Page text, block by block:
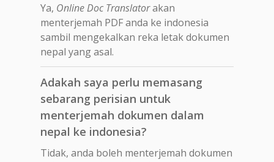
Ya, Online Doc Translatorakan
menterjemah PDF anda ke indonesia
sambil mengekalkan reka letak dokumen
nepal yang asal.
Adakah saya perlu memasang
sebarang perisian untuk
menterjemah dokumen dalam
nepal ke indonesia?
Tidak, anda boleh menterjemah dokumen